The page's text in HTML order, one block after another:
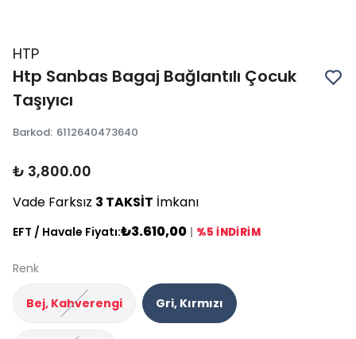
HTP
Htp Sanbas Bagaj Bağlantılı Çocuk
Taşıyıcı
Barkod: 6112640473640
₺ 3,800.00
Vade Farksız 3 TAKSİT İmkanı
EFT / Havale Fiyatı:₺3.610,00 | %5 İNDİRİM
Renk
Bej, Kahverengi Gri, Kırmızı